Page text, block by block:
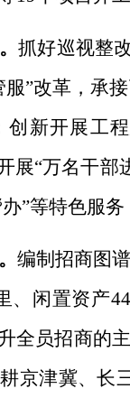
抓好巡视整
服”改革，承
创新开展工
展“万名干部
”等特色服
编制招商图
、闲置资产
全员招商的
京津冀、长